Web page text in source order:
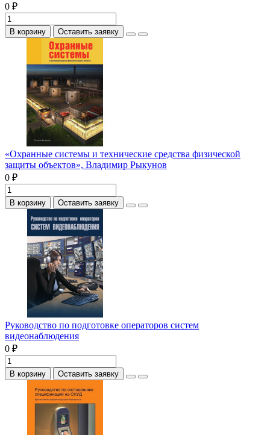
0 ₽
В корзину Оставить заявку
«Охранные системы и технические средства физической
защиты объектов», Владимир Рыкунов
0 ₽
В корзину Оставить заявку
Руководство по подготовке операторов систем
видеонаблюдения
0 ₽
В корзину Оставить заявку